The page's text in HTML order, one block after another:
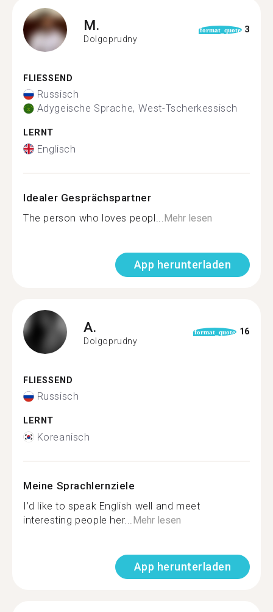
M.
Dolgoprudny
format_quote 3
FLIESSEND
Russisch
Adygeische Sprache, West-Tscherkessisch
LERNT
Englisch
Idealer Gesprächspartner
The person who loves peopl... Mehr lesen
App herunterladen
A.
Dolgoprudny
format_quote 16
FLIESSEND
Russisch
LERNT
Koreanisch
Meine Sprachlernziele
I’d like to speak English well and meet
interesting people her... Mehr lesen
App herunterladen